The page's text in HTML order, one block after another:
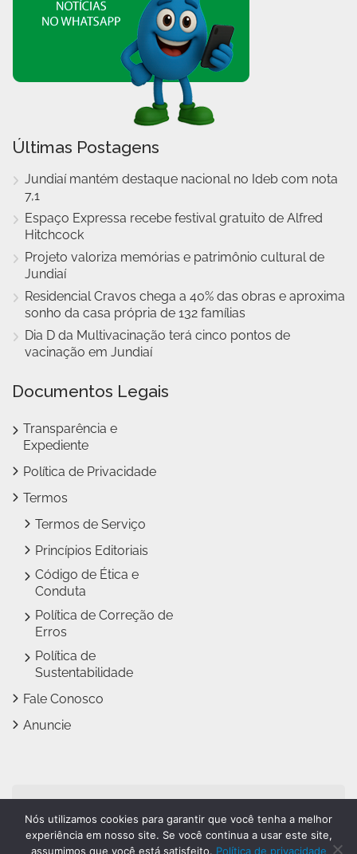
Últimas Postagens
Jundiaí mantém destaque nacional no Ideb com nota
7,1
Espaço Expressa recebe festival gratuito de Alfred
Hitchcock
Projeto valoriza memórias e patrimônio cultural de
Jundiaí
Residencial Cravos chega a 40% das obras e aproxima
sonho da casa própria de 132 famílias
Dia D da Multivacinação terá cinco pontos de
vacinação em Jundiaí
Documentos Legais
Transparência e
Expediente
Política de Privacidade
Termos
Termos de Serviço
Princípios Editoriais
Código de Ética e
Conduta
Política de Correção de
Erros
Política de
Sustentabilidade
Fale Conosco
Anuncie
Jundiaí Notícias faz parte
doGrupo Novo Dia
Nós utilizamos cookies para garantir que você tenha a melhor
experiência em nosso site. Se você continua a usar este site,
assumimos que você está satisfeito. Política de privacidade